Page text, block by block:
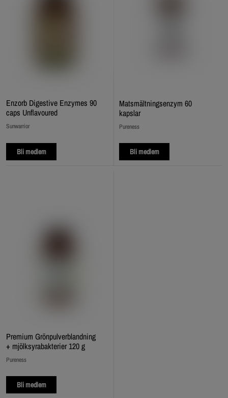
Enzorb Digestive Enzymes 90
caps Unflavoured
Sunwarrior
Bli medlem
Matsmältningsenzym 60
kapslar
Pureness
Bli medlem
Premium Grönpulverblandning
+ mjölksyrabakterier 120 g
Pureness
Bli medlem